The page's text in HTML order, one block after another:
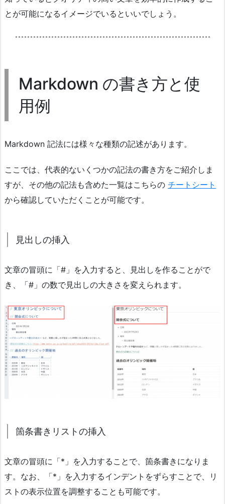
とが可能になるイメージでいるといいでしょう。
Markdown の書き方と使
用例
Markdown 記法には様々な種類の記述があります。
ここでは、代表的ないくつかの記法の書き方をご紹介しま
すが、その他の記法も含めた一覧はこちらの チートシート
から確認していただくことが可能です。
見出しの挿入
文章の冒頭に「#」を入力すると、見出しを作ることがで
き、「#」の数で見出しの大きさを変えられます。
箇条書きリストの挿入
文章の冒頭に「*」を入力することで、箇条書きになりま
す。なお、「*」を入力するインデントをずらすことで、リ
ストの表示位置を調整することも可能です。